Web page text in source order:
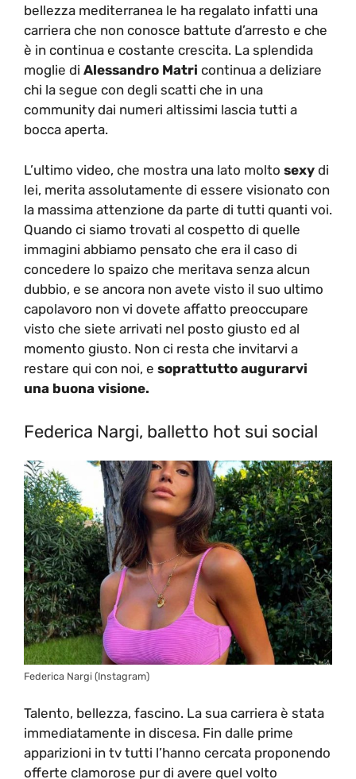
bellezza mediterranea le ha regalato infatti una
carriera che non conosce battute d’arresto e che
è in continua e costante crescita. La splendida
moglie di Alessandro Matri continua a deliziare
chi la segue con degli scatti che in una
community dai numeri altissimi lascia tutti a
bocca aperta.
L’ultimo video, che mostra una lato molto sexy di
lei, merita assolutamente di essere visionato con
la massima attenzione da parte di tutti quanti voi.
Quando ci siamo trovati al cospetto di quelle
immagini abbiamo pensato che era il caso di
concedere lo spaizo che meritava senza alcun
dubbio, e se ancora non avete visto il suo ultimo
capolavoro non vi dovete affatto preoccupare
visto che siete arrivati nel posto giusto ed al
momento giusto. Non ci resta che invitarvi a
restare qui con noi, e soprattutto augurarvi
una buona visione.
Federica Nargi, balletto hot sui social
Federica Nargi (Instagram)
Talento, bellezza, fascino. La sua carriera è stata
immediatamente in discesa. Fin dalle prime
apparizioni in tv tutti l’hanno cercata proponendo
offerte clamorose pur di avere quel volto